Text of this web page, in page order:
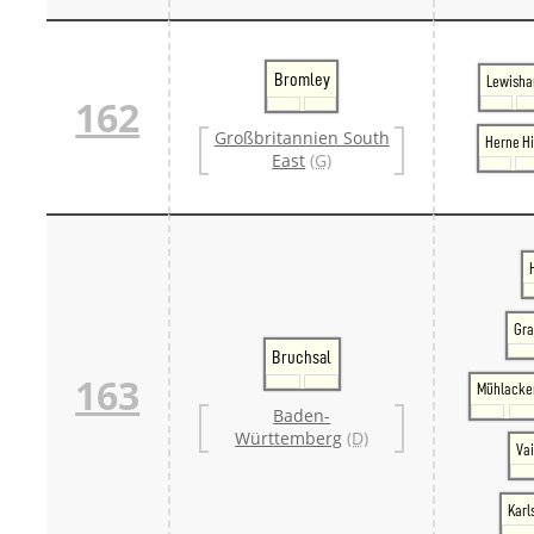
162
Bromley
Großbritannien South
East (G)
Herne
163
Bruchsal
Baden-
Württemberg (D)